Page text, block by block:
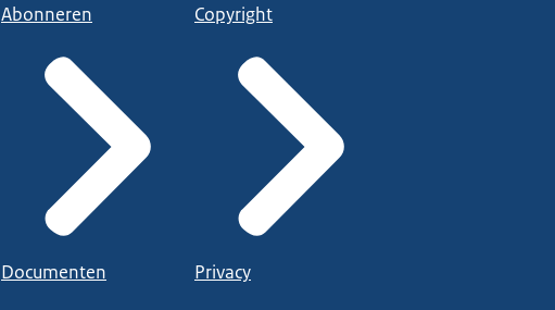
Abonneren
Documenten
Copyright
Privacy